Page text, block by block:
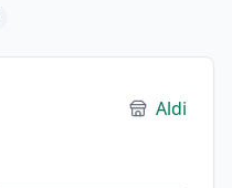
Aldi